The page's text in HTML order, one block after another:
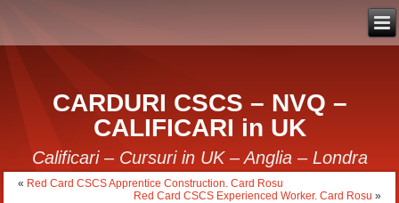
CARDURI CSCS – NVQ –
CALIFICARI in UK
Calificari – Cursuri in UK – Anglia – Londra
« Red Card CSCS Apprentice Construction. Card Rosu
Red Card CSCS Experienced Worker. Card Rosu »